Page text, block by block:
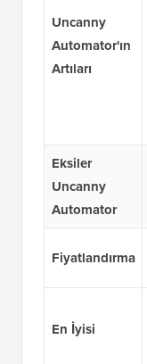
Uncanny
Automator'ın
Artıları
Eksiler
Uncanny
Automator
Fiyatlandırma
En İyisi